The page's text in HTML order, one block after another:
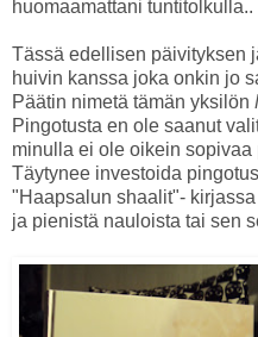
huomaamattani
Tässä edellisen päivityksen
huivin kanssa joka onkin jo
Päätin nimetä tämän yksilön
Pingotusta en ole saanut
minulla ei ole oikein
Täytynee investoida
"Haapsalun shaalit"-
ja pienistä nauloista tai sen